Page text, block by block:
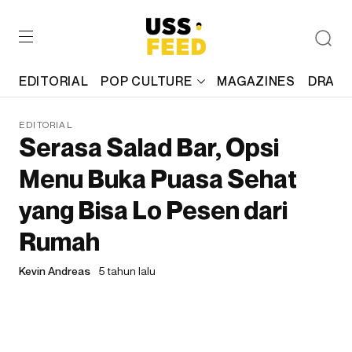
EDITORIAL POP CULTURE MAGAZINES
EDITORIAL
Serasa Salad Bar, Opsi
Menu Buka Puasa Sehat
yang Bisa Lo Pesen dari
Rumah
Kevin Andreas 5 tahun lalu